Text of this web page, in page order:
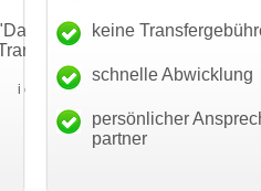
Service!"
Thomas Schäfer
GmbH
"Ich bin dankbar,
haben. Die
mein Business
keine
schnelle Abwicklung
persönlicher
partner